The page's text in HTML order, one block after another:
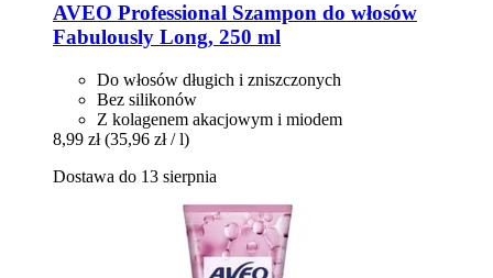
AVEO Professional Szampon do włosów
Fabulously Long, 250 ml
Do włosów długich i zniszczonych
Bez silikonów
Z kolagenem akacjowym i miodem
8,99 zł (35,96 zł / l)
Dostawa do 13 sierpnia